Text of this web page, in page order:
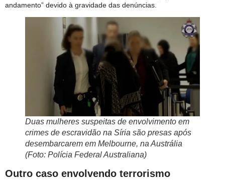
andamento” devido à gravidade das denúncias.
Duas mulheres suspeitas de envolvimento em
crimes de escravidão na Síria são presas após
desembarcarem em Melbourne, na Austrália
(Foto: Polícia Federal Australiana)
Outro caso envolvendo terrorismo